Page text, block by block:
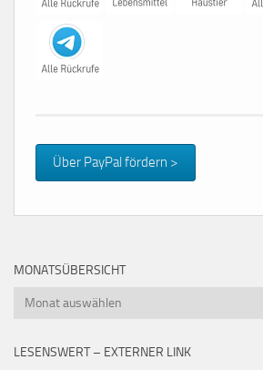
Über PayPal fördern >
MONATSÜBERSICHT
Monatsübersicht
LESENSWERT – EXTERNER LINK